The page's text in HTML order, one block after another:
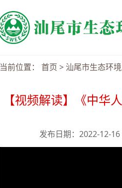
当前位置： 首页 > 汕尾市生态环
【视频解读】《中华
发布日期：2022-12-16